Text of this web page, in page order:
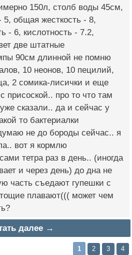
150л, столб воды 45см,
5, общая жесткость - 8,
- 6, кислотность - 7.2,
две штатные
90см длинной не помню
10 неонов, 10 пецилий,
2 сомика-лисички и еще
присоской.. про то что там
сказали.. да и сейчас у
то бактериалки
не до бороды сейчас.. я
вот я кормлю
тетра раз в день.. (иногда
и через день) до дна не
часть съедают гупешки с
плавают((( может чем
далее →
1 2 3 4